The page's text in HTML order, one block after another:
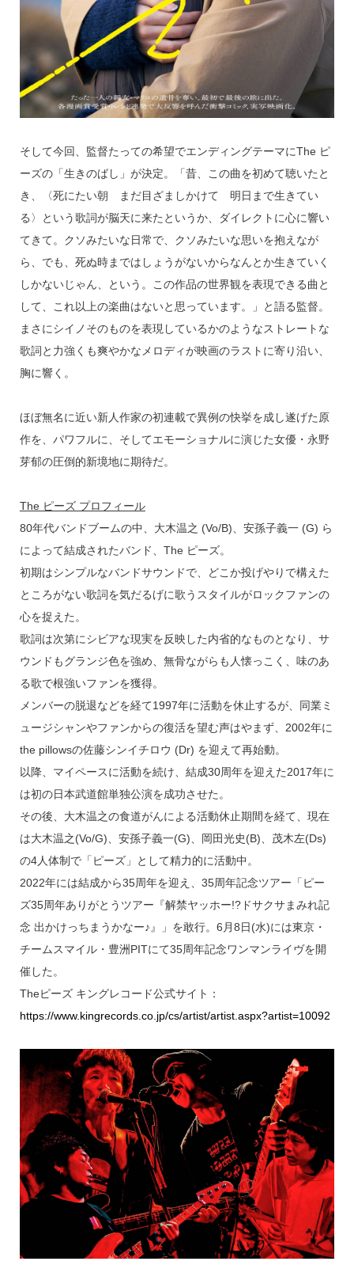
そして今回、監督たっての希望でエンディングテーマにThe ピ
ーズの「生きのばし」が決定。「昔、この曲を初めて聴いたと
き、〈死にたい朝 まだ目ざましかけて 明日まで生きてい
る〉という歌詞が脳天に来たというか、ダイレクトに心に響い
てきて。クソみたいな日常で、クソみたいな思いを抱えなが
ら、でも、死ぬ時まではしょうがないからなんとか生きていく
しかないじゃん、という。この作品の世界観を表現できる曲と
して、これ以上の楽曲はないと思っています。」と語る監督。
まさにシイノそのものを表現しているかのようなストレートな
歌詞と力強くも爽やかなメロディが映画のラストに寄り沿い、
胸に響く。
ほぼ無名に近い新人作家の初連載で異例の快挙を成し遂げた原
作を、パワフルに、そしてエモーショナルに演じた女優・永野
芽郁の圧倒的新境地に期待だ。
The ピーズ プロフィール
80年代バンドブームの中、大木温之 (Vo/B)、安孫子義一 (G) ら
によって結成されたバンド、The ピーズ。
初期はシンプルなバンドサウンドで、どこか投げやりで構えた
ところがない歌詞を気だるげに歌うスタイルがロックファンの
心を捉えた。
歌詞は次第にシビアな現実を反映した内省的なものとなり、サ
ウンドもグランジ色を強め、無骨ながらも人懐っこく、味のあ
る歌で根強いファンを獲得。
メンバーの脱退などを経て1997年に活動を休止するが、同業ミ
ュージシャンやファンからの復活を望む声はやまず、2002年に
the pillowsの佐藤シンイチロウ (Dr) を迎えて再始動。
以降、マイペースに活動を続け、結成30周年を迎えた2017年に
は初の日本武道館単独公演を成功させた。
その後、大木温之の食道がんによる活動休止期間を経て、現在
は大木温之(Vo/G)、安孫子義一(G)、岡田光史(B)、茂木左(Ds)
の4人体制で「ピーズ」として精力的に活動中。
2022年には結成から35周年を迎え、35周年記念ツアー「ピー
ズ35周年ありがとうツアー『解禁ヤッホー!?ドサクサまみれ記
念 出かけっちまうかなー♪』」を敢行。6月8日(水)には東京・
チームスマイル・豊洲PITにて35周年記念ワンマンライヴを開
催した。
Theピーズ キングレコード公式サイト：
https://www.kingrecords.co.jp/cs/artist/artist.aspx?artist=10092